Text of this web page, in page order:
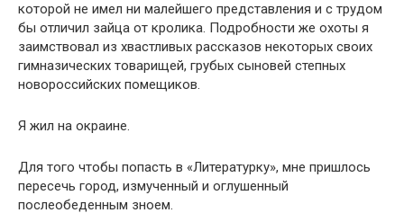
которой не имел ни малейшего представления и с трудом
бы отличил зайца от кролика. Подробности же охоты я
заимствовал из хвастливых рассказов некоторых своих
гимназических товарищей, грубых сыновей степных
новороссийских помещиков.
Я жил на окраине.
Для того чтобы попасть в «Литературку», мне пришлось
пересечь город, измученный и оглушенный
послеобеденным зноем.